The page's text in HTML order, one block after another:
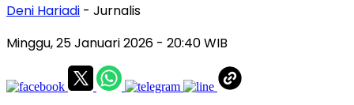
Deni Hariadi - Jurnalis
Minggu, 25 Januari 2026 - 20:40 WIB